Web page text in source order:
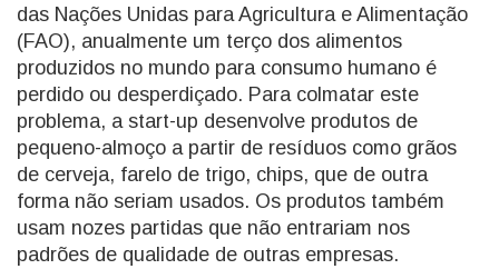
das Nações Unidas para Agricultura e Alimentação
(FAO), anualmente um terço dos alimentos
produzidos no mundo para consumo humano é
perdido ou desperdiçado. Para colmatar este
problema, a start-up desenvolve produtos de
pequeno-almoço a partir de resíduos como grãos
de cerveja, farelo de trigo, chips, que de outra
forma não seriam usados. Os produtos também
usam nozes partidas que não entrariam nos
padrões de qualidade de outras empresas.